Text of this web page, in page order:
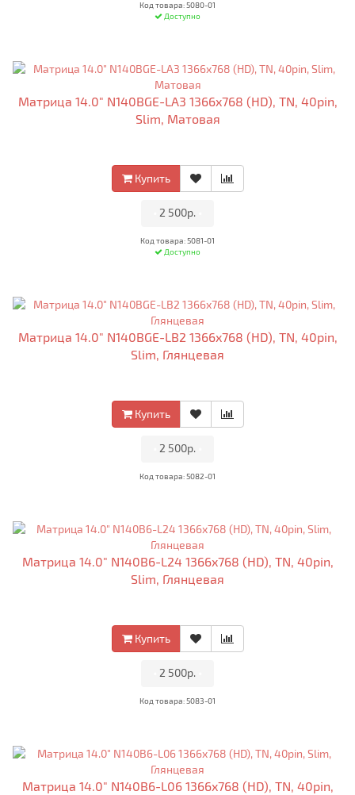
Код товара: 5080-01
Доступно
Матрица 14.0" N140BGE-LA3 1366x768 (HD), TN, 40pin,
Slim, Матовая
Купить
2 500р.
Код товара: 5081-01
Доступно
Матрица 14.0" N140BGE-LB2 1366x768 (HD), TN, 40pin,
Slim, Глянцевая
Купить
2 500р.
Код товара: 5082-01
Матрица 14.0" N140B6-L24 1366x768 (HD), TN, 40pin,
Slim, Глянцевая
Купить
2 500р.
Код товара: 5083-01
Матрица 14.0" N140B6-L06 1366x768 (HD), TN, 40pin,